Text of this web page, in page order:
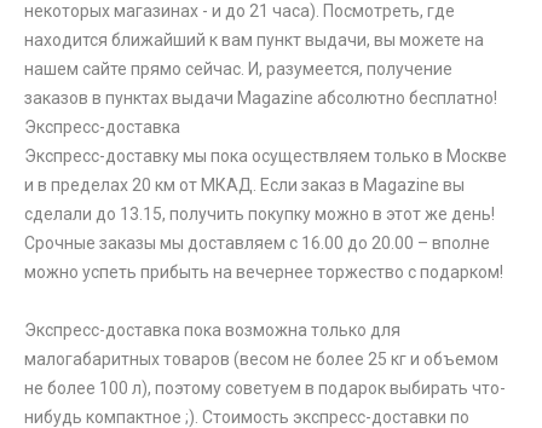
некоторых магазинах - и до 21 часа). Посмотреть, где
находится ближайший к вам пункт выдачи, вы можете на
нашем сайте прямо сейчас. И, разумеется, получение
заказов в пунктах выдачи Magazine абсолютно бесплатно!
Экспресс-доставка
Экспресс-доставку мы пока осуществляем только в Москве
и в пределах 20 км от МКАД. Если заказ в Magazine вы
сделали до 13.15, получить покупку можно в этот же день!
Срочные заказы мы доставляем с 16.00 до 20.00 – вполне
можно успеть прибыть на вечернее торжество с подарком!
Экспресс-доставка пока возможна только для
малогабаритных товаров (весом не более 25 кг и объемом
не более 100 л), поэтому советуем в подарок выбирать что-
нибудь компактное ;). Стоимость экспресс-доставки по